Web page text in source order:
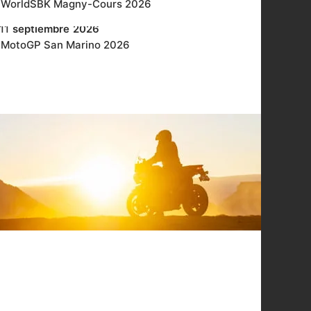
WorldSBK Magny-Cours 2026
11 septiembre 2026
MotoGP San Marino 2026
18 septiembre 2026
WorldSBK en Cremona 2026
octubre 2026
MotoGP Japón 2026
09 octubre 2026